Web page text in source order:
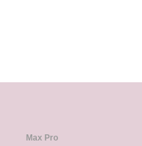
Max Pro